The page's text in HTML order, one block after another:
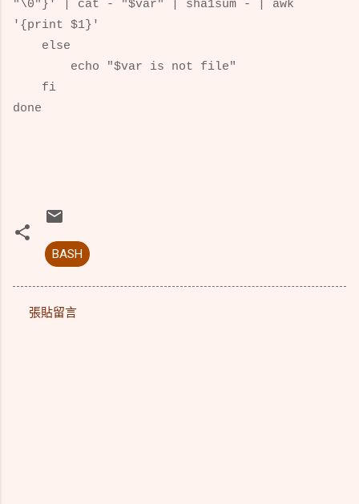
"\0"}' | cat - "$var" | sha1sum - | awk
'{print $1}'
else
echo "$var is not file"
fi
done
BASH
張貼留言